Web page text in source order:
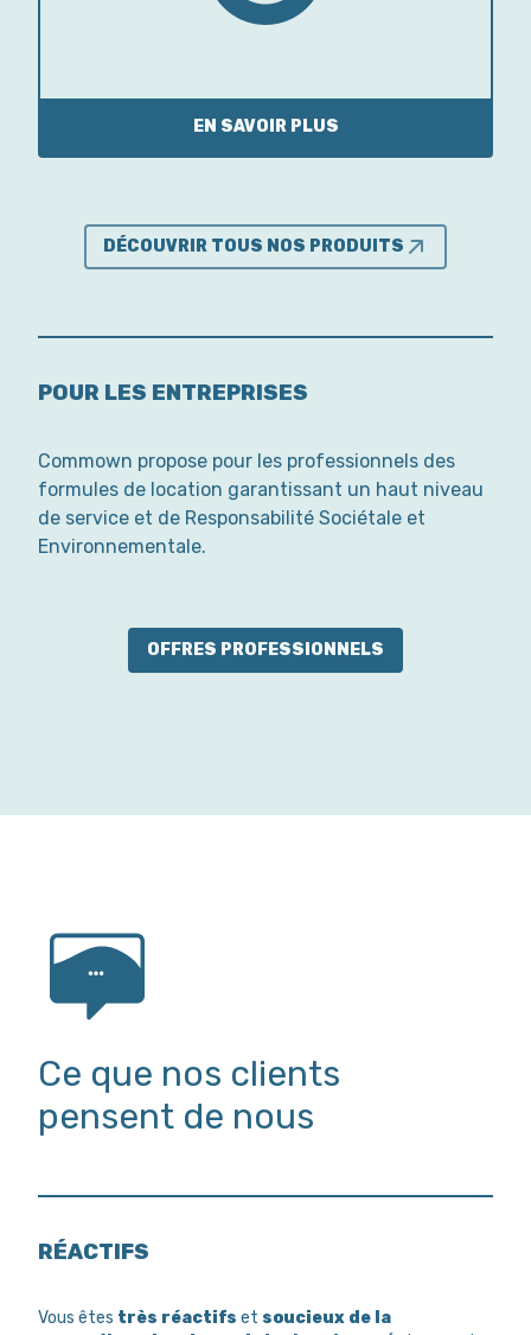
EN SAVOIR PLUS
DÉCOUVRIR TOUS NOS PRODUITS
POUR LES ENTREPRISES
Commown propose pour les professionnels des
formules de location garantissant un haut niveau
de service et de Responsabilité Sociétale et
Environnementale.
OFFRES PROFESSIONNELS
Ce que nos clients
pensent de nous
RÉACTIFS
Vous êtes très réactifs et soucieux de la